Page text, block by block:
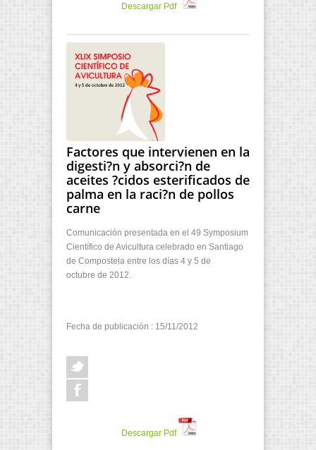
Descargar Pdf
Factores que intervienen en la
digesti?n y absorci?n de
aceites ?cidos esterificados de
palma en la raci?n de pollos
carne
Comunicación presentada en el 49 Symposium
Científico de Avicultura celebrado en Santiago
de Compostela entre los días 4 y 5 de
octubre de 2012.
Fecha de publicación : 15/11/2012
Descargar Pdf